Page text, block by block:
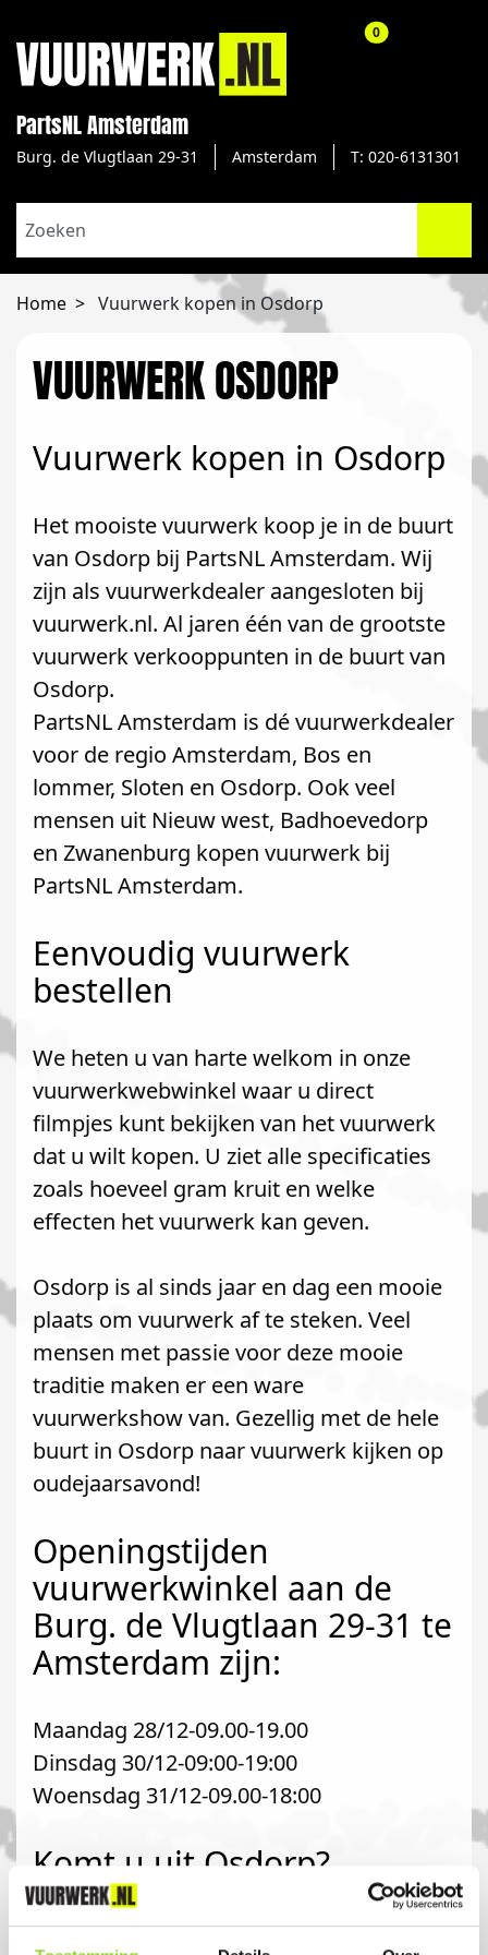
PartsNL Amsterdam
Burg. de Vlugtlaan 29-31 Amsterdam T: 020-6131301
0aantal
Home Vuurwerk kopen in Osdorp
VUURWERK OSDORP
Vuurwerk kopen in Osdorp
Het mooiste vuurwerk koop je in de buurt
van Osdorp bij PartsNL Amsterdam. Wij
zijn als vuurwerkdealer aangesloten bij
vuurwerk.nl. Al jaren één van de grootste
vuurwerk verkooppunten in de buurt van
Osdorp.
PartsNL Amsterdam is dé vuurwerkdealer
voor de regio Amsterdam, Bos en
lommer, Sloten en Osdorp. Ook veel
mensen uit Nieuw west, Badhoevedorp
en Zwanenburg kopen vuurwerk bij
PartsNL Amsterdam.
Eenvoudig vuurwerk
bestellen
We heten u van harte welkom in onze
vuurwerkwebwinkel waar u direct
filmpjes kunt bekijken van het vuurwerk
dat u wilt kopen. U ziet alle specificaties
zoals hoeveel gram kruit en welke
effecten het vuurwerk kan geven.
Osdorp is al sinds jaar en dag een mooie
plaats om vuurwerk af te steken. Veel
mensen met passie voor deze mooie
traditie maken er een ware
vuurwerkshow van. Gezellig met de hele
buurt in Osdorp naar vuurwerk kijken op
oudejaarsavond!
Openingstijden
vuurwerkwinkel aan de
Burg. de Vlugtlaan 29-31 te
Amsterdam zijn:
Maandag 28/12-09.00-19.00
Dinsdag 30/12-09:00-19:00
Woensdag 31/12-09.00-18:00
Komt u uit Osdorp?
Koop uw vuurwerk dan bij PartsNL